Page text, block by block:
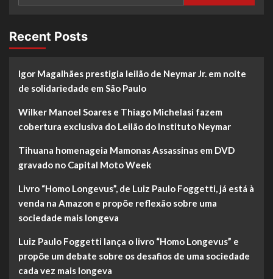
Recent Posts
Igor Magalhães prestigia leilão de Neymar Jr. em noite
de solidariedade em São Paulo
Wilker Manoel Soares e Thiago Michelasi fazem
cobertura exclusiva do Leilão do Instituto Neymar
Tihuana homenageia Mamonas Assassinas em DVD
gravado no Capital Moto Week
Livro “Homo Longevus”, de Luiz Paulo Foggetti, já está à
venda na Amazon e propõe reflexão sobre uma
sociedade mais longeva
Luiz Paulo Foggetti lança o livro “Homo Longevus” e
propõe um debate sobre os desafios de uma sociedade
cada vez mais longeva